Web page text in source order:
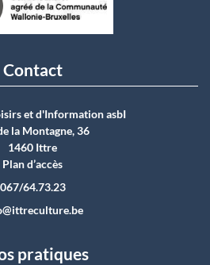
Contact
et d'Information asbI
la Montagne, 36
1460 Ittre
Plan d’accès
067/64.73.23
pratiques